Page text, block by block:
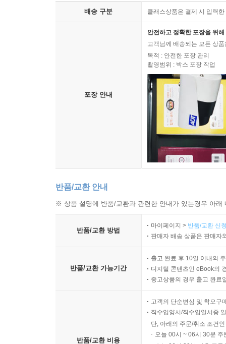
배송 구분 클래스상품은 결제 시 입력
포장 안내
안전하고 정확한 포장을 위
고객님께 배송되는 모든 상
목적 : 안전한 포장 관리
촬영범위 : 박스 포장 작업
반품/교환 안내
※ 상품 설명에 반품/교환과 관련한 안내가 있는경우 아
반품/교환 방법
마이페이지 > 반품/교환 신
판매자 배송 상품은 판매자
반품/교환 가능기간
출고 완료 후 10일 이내의
디지털 콘텐츠인 eBook의
중고상품의 경우 출고 완료
반품/교환 비용
고객의 단순변심 및 착오구
직수입양서/직수입일서중
단, 아래의 주문/취소 조건
오늘 00시 ~ 06시 30분